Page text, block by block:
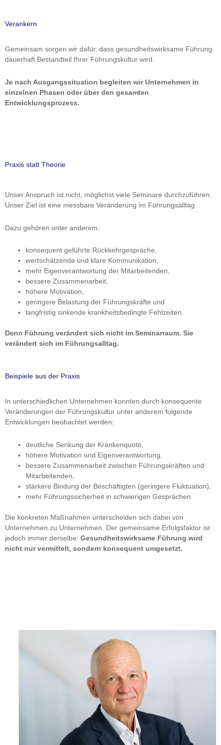
Verankern
Gemeinsam sorgen wir dafür, dass gesundheitswirksame Führung
dauerhaft Bestandteil Ihrer Führungskultur wird.
Je nach Ausgangssituation begleiten wir Unternehmen in
einzelnen Phasen oder über den gesamten
Entwicklungsprozess.
Praxis statt Theorie
Unser Anspruch ist nicht, möglichst viele Seminare durchzuführen.
Unser Ziel ist eine messbare Veränderung im Führungsalltag.
Dazu gehören unter anderem:
konsequent geführte Rückkehrgespräche,
wertschätzende und klare Kommunikation,
mehr Eigenverantwortung der Mitarbeitenden,
bessere Zusammenarbeit,
höhere Motivation,
geringere Belastung der Führungskräfte und
langfristig sinkende krankheitsbedingte Fehlzeiten.
Denn Führung verändert sich nicht im Seminarraum. Sie
verändert sich im Führungsalltag.
Beispiele aus der Praxis
In unterschiedlichen Unternehmen konnten durch konsequente
Veränderungen der Führungskultur unter anderem folgende
Entwicklungen beobachtet werden:
deutliche Senkung der Krankenquote,
höhere Motivation und Eigenverantwortung,
bessere Zusammenarbeit zwischen Führungskräften und
Mitarbeitenden,
stärkere Bindung der Beschäftigten (geringere Fluktuation),
mehr Führungssicherheit in schwierigen Gesprächen.
Die konkreten Maßnahmen unterscheiden sich dabei von
Unternehmen zu Unternehmen. Der gemeinsame Erfolgsfaktor ist
jedoch immer derselbe: Gesundheitswirksame Führung wird
nicht nur vermittelt, sondern konsequent umgesetzt.